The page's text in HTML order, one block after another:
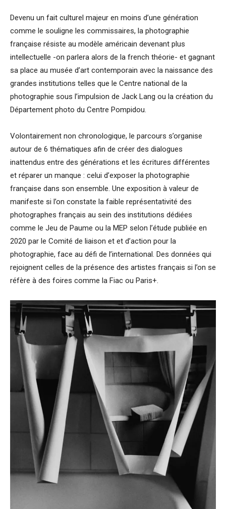
Devenu un fait culturel majeur en moins d’une génération
comme le souligne les commissaires, la photographie
française résiste au modèle américain devenant plus
intellectuelle -on parlera alors de la french théorie- et gagnant
sa place au musée d’art contemporain avec la naissance des
grandes institutions telles que le Centre national de la
photographie sous l’impulsion de Jack Lang ou la création du
Département photo du Centre Pompidou.
Volontairement non chronologique, le parcours s’organise
autour de 6 thématiques afin de créer des dialogues
inattendus entre des générations et les écritures différentes
et réparer un manque : celui d’exposer la photographie
française dans son ensemble. Une exposition à valeur de
manifeste si l’on constate la faible représentativité des
photographes français au sein des institutions dédiées
comme le Jeu de Paume ou la MEP selon l’étude publiée en
2020 par le Comité de liaison et et d’action pour la
photographie, face au défi de l’international. Des données qui
rejoignent celles de la présence des artistes français si l’on se
réfère à des foires comme la Fiac ou Paris+.